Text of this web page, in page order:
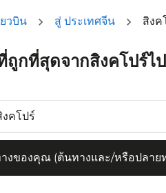
วบิน สู่ ประเทศจีน สิงค
ถูกที่สุดจากสิงคโปร์ไ
างของคุณ (ต้นทางและ/หรือปลา
ของคุณ (ต้นทางและ/หรือปลายท